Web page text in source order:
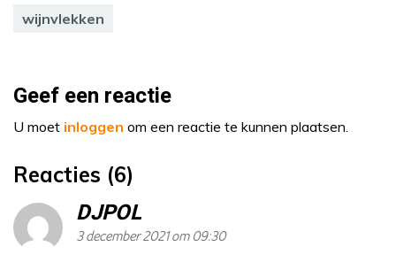
wijnvlekken
Geef een reactie
U moet inloggen om een reactie te kunnen plaatsen.
Reacties (6)
DJPOL
3 december 2021 om 09:30